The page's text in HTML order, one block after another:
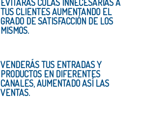
EVITARÁS COLAS INNECESARIAS A
TUS CLIENTES AUMENTANDO EL
GRADO DE SATISFACCIÓN DE LOS
MISMOS.
VENDERÁS TUS ENTRADAS Y
PRODUCTOS EN DIFERENTES
CANALES, AUMENTADO ASÍ LAS
VENTAS.